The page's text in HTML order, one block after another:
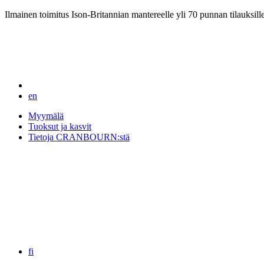
Ilmainen toimitus Ison-Britannian mantereelle yli 70 punnan
en
Myymälä
Tuoksut ja kasvit
Tietoja CRANBOURN:stä
fi